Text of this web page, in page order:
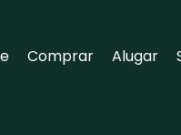
Comprar Alugar